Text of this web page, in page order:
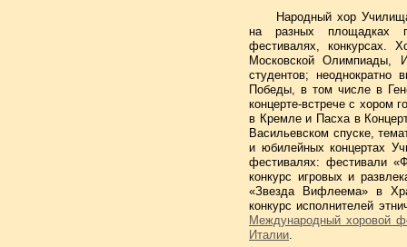
Народный хор
на разных площадках
фестивалях, конкурсах.
Московской Олимпиады,
студентов; неоднократно
Победы, в том числе в
концерте-встрече с хором
в Кремле и Пасха в
Васильевском спуске,
и юбилейных концертах
фестивалях: фестивали
конкурс игровых и
«Звезда Вифлеема» в
конкурс исполнителей
Международный хоровой
Италии.